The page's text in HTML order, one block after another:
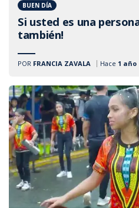
BUEN DÍA
Si usted es una
también!
Hace 1 año
POR FRANCIA ZAVALA